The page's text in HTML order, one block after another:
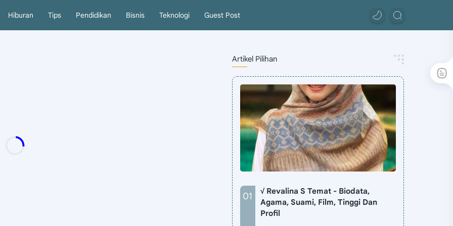
Hiburan Tips Pendidikan Bisnis Teknologi Guest Post
Artikel Pilihan
√ Revalina S Temat - Biodata,
Agama, Suami, Film, Tinggi Dan
Profil